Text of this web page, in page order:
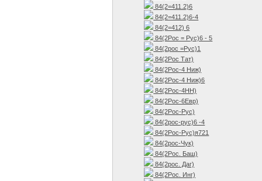
84(2=411.2)6
84(2=411.2)6-4
84(2=412) 6
84(2Рос = Рус)6 - 5
84(2рос =Рус)1
84(2Рос Тат)
84(2Рос-4 Ниж)
84(2Рос-4 Ниж)6
84(2Рос-4НН)
84(2Рос-6Евр)
84(2Рос-Рус)
84(2рос-рус)6 -4
84(2Рос-Рус)я721
84(2рос-Чук)
84(2Рос. Баш)
84(2рос. Даг)
84(2Рос. Инг)